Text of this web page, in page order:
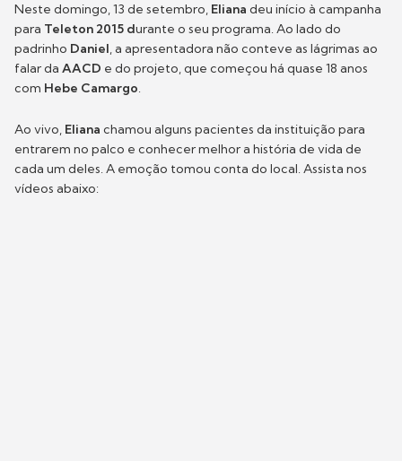
Neste domingo, 13 de setembro, Eliana deu início à campanha
para Teleton 2015 durante o seu programa. Ao lado do
padrinho Daniel, a apresentadora não conteve as lágrimas ao
falar da AACD e do projeto, que começou há quase 18 anos
com Hebe Camargo.
Ao vivo, Eliana chamou alguns pacientes da instituição para
entrarem no palco e conhecer melhor a história de vida de
cada um deles. A emoção tomou conta do local. Assista nos
vídeos abaixo: